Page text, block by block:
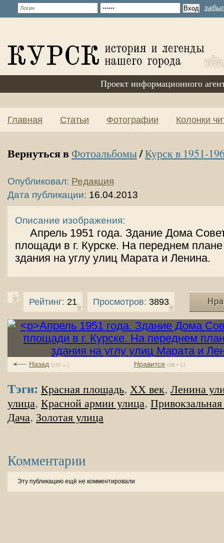
Проект информационного
Главная Статьи Фотографии Колонки
Вернуться в Фотоальбомы/Курск в 1951-
Опубликовал: Редакция
Дата публикации: 16.04.2013
Описание изображения:
Апрель 1951 года. Здание Дома
площади в г. Курске. На переднем
здания на углу улиц Марата и Ленина.
Рейтинг: 21 Просмотров: 3893
Нравится (alt + L)
Назад (ctrl ←)
Тэги: Красная площадь, XX век, Ленина
улица, Красной армии улица,
Дача, Золотая улица
Комментарии
Эту публикацию ещё не комментировали